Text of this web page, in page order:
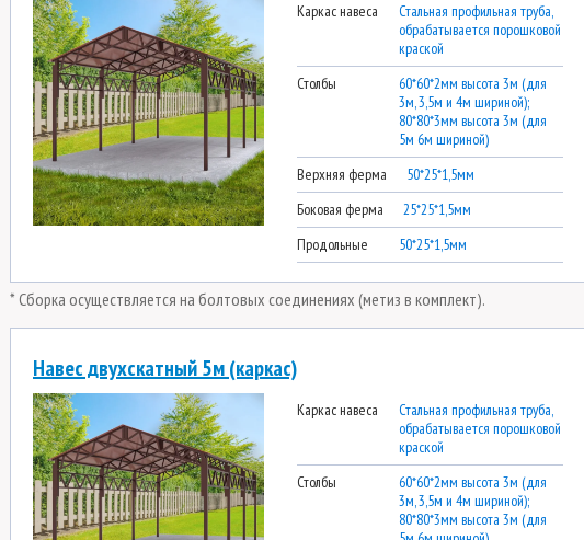
Каркас навеса
Стальная профильная труба,
обрабатывается порошковой
краской
Столбы
60*60*2мм высота 3м (для
3м, 3,5м и 4м шириной);
80*80*3мм высота 3м (для
5м 6м шириной)
Верхняя ферма
50*25*1,5мм
Боковая ферма
25*25*1,5мм
Продольные
50*25*1,5мм
* Сборка осуществляется на болтовых соединениях (метиз в комплект).
Навес двухскатный 5м (каркас)
Каркас навеса
Стальная профильная труба,
обрабатывается порошковой
краской
Столбы
60*60*2мм высота 3м (для
3м, 3,5м и 4м шириной);
80*80*3мм высота 3м (для